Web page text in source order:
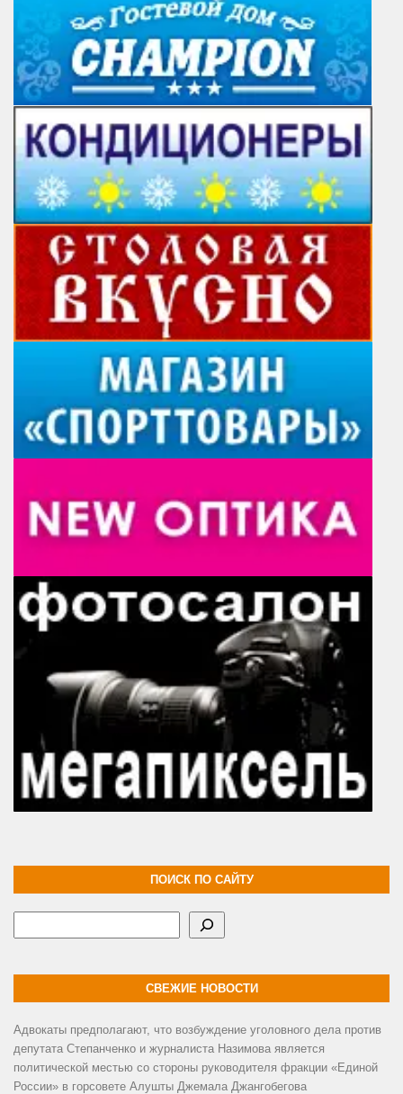
ПОИСК ПО САЙТУ
СВЕЖИЕ НОВОСТИ
Адвокаты предполагают, что возбуждение уголовного дела против
депутата Степанченко и журналиста Назимова является
политической местью со стороны руководителя фракции «Единой
России» в горсовете Алушты Джемала Джангобегова